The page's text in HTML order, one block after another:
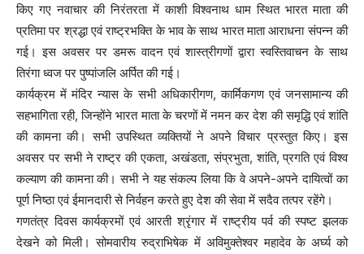
किए गए नवाचार की निरंतरता में काशी विश्वनाथ धाम स्थित भारत माता की
प्रतिमा पर श्रद्धा एवं राष्ट्रभक्ति के भाव के साथ भारत माता आराधना संपन्न की
गई। इस अवसर पर डमरू वादन एवं शास्त्रीगणों द्वारा स्वस्तिवाचन के साथ
तिरंगा ध्वज पर पुष्पांजलि अर्पित की गई।
कार्यक्रम में मंदिर न्यास के सभी अधिकारीगण, कार्मिकगण एवं जनसामान्य की
सहभागिता रही, जिन्होंने भारत माता के चरणों में नमन कर देश की समृद्धि एवं शांति
की कामना की। सभी उपस्थित व्यक्तियों ने अपने विचार प्रस्तुत किए। इस
अवसर पर सभी ने राष्ट्र की एकता, अखंडता, संप्रभुता, शांति, प्रगति एवं विश्व
कल्याण की कामना की। सभी ने यह संकल्प लिया कि वे अपने-अपने दायित्वों का
पूर्ण निष्ठा एवं ईमानदारी से निर्वहन करते हुए देश की सेवा में सदैव तत्पर रहेंगे।
गणतंत्र दिवस कार्यक्रमों एवं आरती श्रृंगार में राष्ट्रीय पर्व की स्पष्ट झलक
देखने को मिली। सोमवारीय रुद्राभिषेक में अविमुक्तेश्वर महादेव के अर्घ्य को